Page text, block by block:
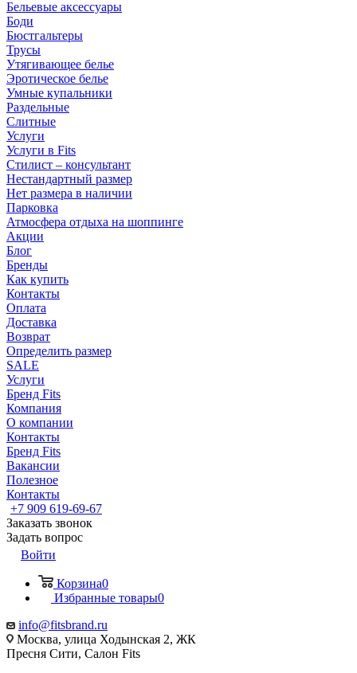
Бельевые аксессуары
Боди
Бюстгальтеры
Трусы
Утягивающее белье
Эротическое белье
Умные купальники
Раздельные
Слитные
Услуги
Услуги в Fits
Стилист – консультант
Нестандартный размер
Нет размера в наличии
Парковка
Атмосфера отдыха на шоппинге
Акции
Блог
Бренды
Как купить
Контакты
Оплата
Доставка
Возврат
Определить размер
SALE
Услуги
Бренд Fits
Компания
О компании
Контакты
Бренд Fits
Вакансии
Полезное
Контакты
+7 909 619-69-67
Заказать звонок
Задать вопрос
Войти
Корзина0
Избранные товары0
info@fitsbrand.ru
Москва, улица Ходынская 2, ЖК
Пресня Сити, Салон Fits